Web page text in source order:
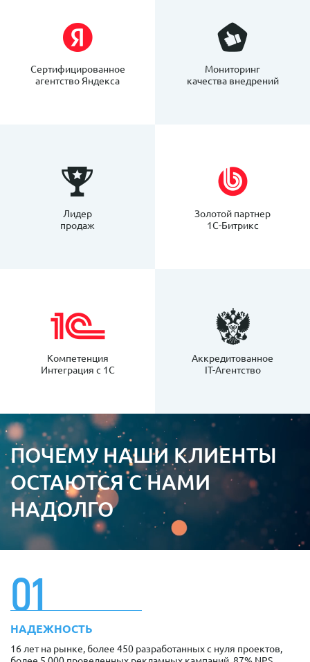
Сертифицированное
агентство Яндекса
Мониторинг
качества внедрений
Золотой партнер
1С-Битрикс
Лидер
продаж
Компетенция
Интеграция с 1С
Аккредитованное
IT-Агентство
ПОЧЕМУ НАШИ КЛИЕНТЫ
ОСТАЮТСЯ С НАМИ
НАДОЛГО
01
НАДЕЖНОСТЬ
16 лет на рынке, более 450 разработанных с нуля проектов,